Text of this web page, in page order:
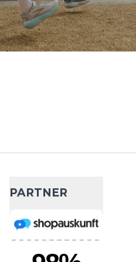
- 70 %
164,99 € 219,99 €
PARTNER